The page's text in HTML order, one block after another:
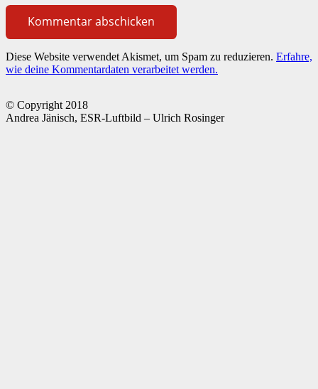
Kommentar abschicken
Diese Website verwendet Akismet, um Spam zu reduzieren. Erfahre,
wie deine Kommentardaten verarbeitet werden.
© Copyright 2018
Andrea Jänisch, ESR-Luftbild – Ulrich Rosinger